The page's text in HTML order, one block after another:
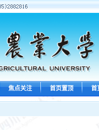
焦点关注 首页置顶 首